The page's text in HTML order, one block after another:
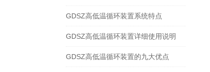
GDSZ高低温循环装置系统特点
GDSZ高低温循环装置详细使用说明
GDSZ高低温循环装置的九大优点